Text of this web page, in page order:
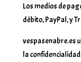
Los medios de
débito, PayPal, y
vespasenabre.es
la